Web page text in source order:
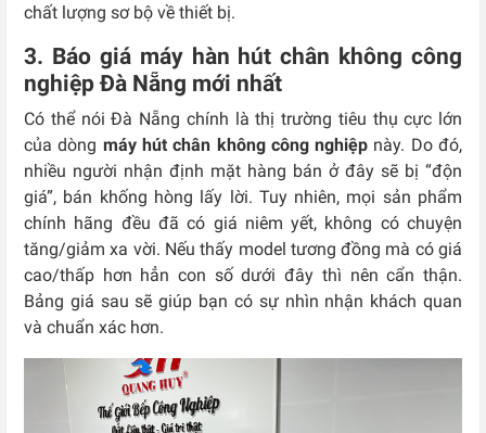
chất lượng sơ bộ về thiết bị.
3. Báo giá máy hàn hút chân không công
nghiệp Đà Nẵng mới nhất
Có thể nói Đà Nẵng chính là thị trường tiêu thụ cực lớn
của dòng máy hút chân không công nghiệp này. Do đó,
nhiều người nhận định mặt hàng bán ở đây sẽ bị “độn
giá”, bán khống hòng lấy lời. Tuy nhiên, mọi sản phẩm
chính hãng đều đã có giá niêm yết, không có chuyện
tăng/giảm xa vời. Nếu thấy model tương đồng mà có giá
cao/thấp hơn hẳn con số dưới đây thì nên cẩn thận.
Bảng giá sau sẽ giúp bạn có sự nhìn nhận khách quan
và chuẩn xác hơn.